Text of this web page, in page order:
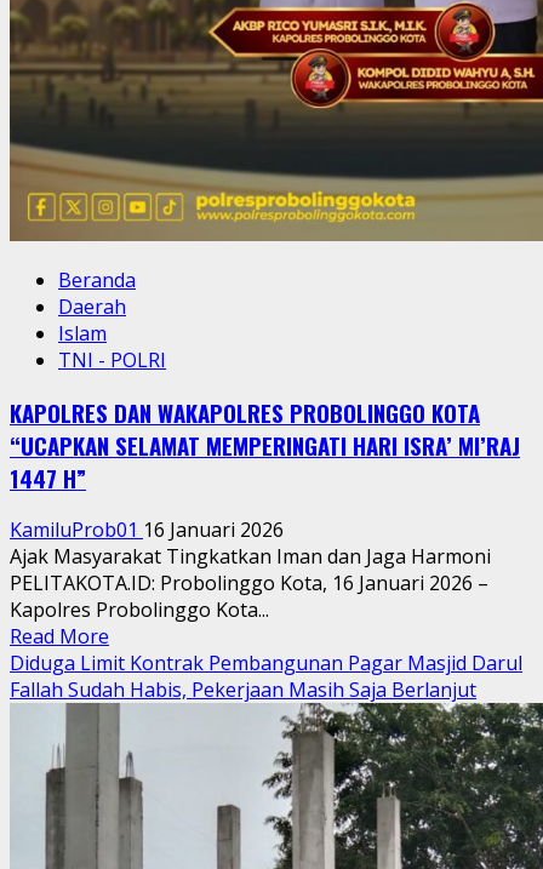
Beranda
Daerah
Islam
TNI - POLRI
KAPOLRES DAN WAKAPOLRES PROBOLINGGO KOTA
“UCAPKAN SELAMAT MEMPERINGATI HARI ISRA’ MI’RAJ
1447 H”
KamiluProb01 16 Januari 2026
Ajak Masyarakat Tingkatkan Iman dan Jaga Harmoni
PELITAKOTA.ID: Probolinggo Kota, 16 Januari 2026 –
Kapolres Probolinggo Kota...
Read More
more
about
WAKAPOLRES
PROBOLINGGO
KOTA
Diduga Limit Kontrak Pembangunan Pagar Masjid Darul
Fallah Sudah Habis, Pekerjaan Masih Saja Berlanjut